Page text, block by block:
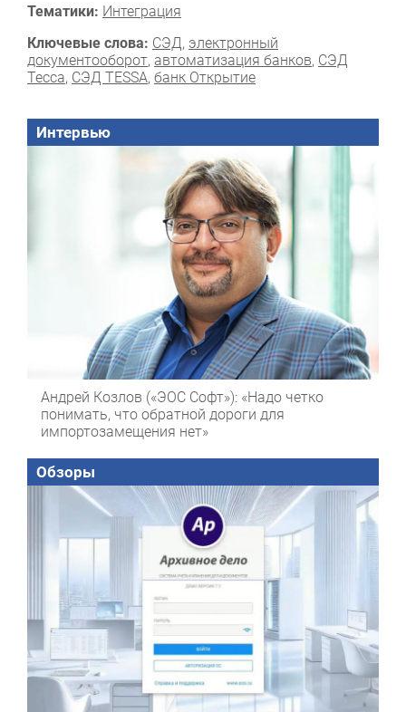
Тематики: Интеграция
Ключевые слова: СЭД, электронный
документооборот, автоматизация банков, СЭД
Тесса, СЭД TESSA, банк Открытие
Интервью
Андрей Козлов («ЭОС Софт»): «Надо четко
понимать, что обратной дороги для
импортозамещения нет»
Обзоры